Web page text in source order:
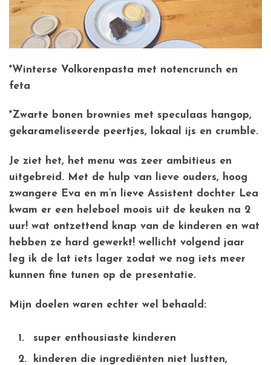
*Winterse Volkorenpasta met notencrunch en
feta
*Zwarte bonen brownies met speculaas hangop,
gekarameliseerde peertjes, lokaal ijs en crumble.
Je ziet het, het menu was zeer ambitieus en
uitgebreid. Met de hulp van lieve ouders, hoog
zwangere Eva en m’n lieve Assistent dochter Lea
kwam er een heleboel moois uit de keuken na 2
uur! wat ontzettend knap van de kinderen en wat
hebben ze hard gewerkt! wellicht volgend jaar
leg ik de lat iets lager zodat we nog iets meer
kunnen fine tunen op de presentatie.
Mijn doelen waren echter wel behaald:
super enthousiaste kinderen
kinderen die ingrediënten niet lustten,